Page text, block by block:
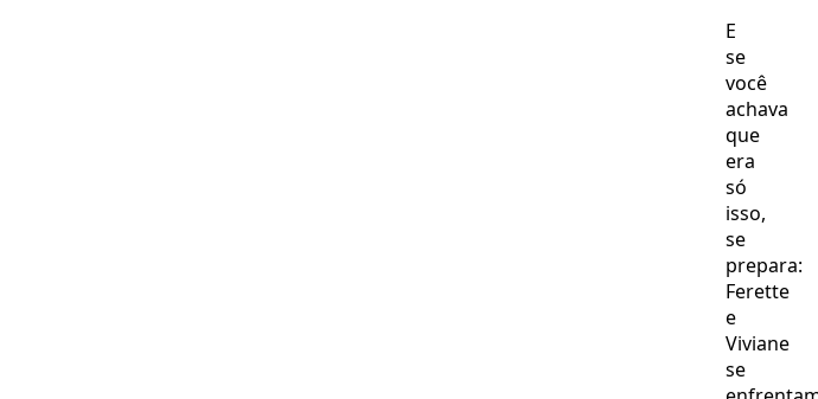
E
se
você
achava
que
era
só
isso,
se
prepara:
Ferette
e
Viviane
se